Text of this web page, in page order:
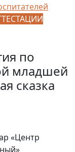
по
младшей
сказка
«Центр